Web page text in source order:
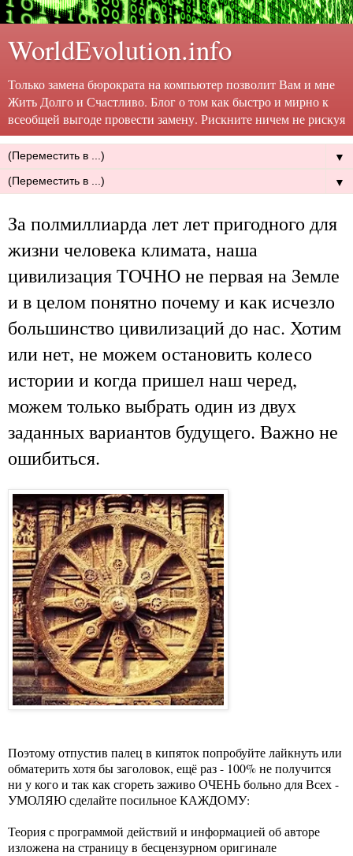
WorldEvolution.info
Только замена бюрократа на компьютер позволит Вам и мне
Жить Долго и Счастливо. Блог о том как быстро и мирно к
всеобщей выгоде провести замену. Рискните ничем не рискуя
▼
▼
За полмиллиарда лет лет пригодного для
жизни человека климата, наша
цивилизация ТОЧНО не первая на Земле
и в целом понятно почему и как исчезло
большинство цивилизаций до нас. Хотим
или нет, не можем остановить колесо
истории и когда пришел наш черед,
можем только выбрать один из двух
заданных вариантов будущего. Важно не
ошибиться.
Поэтому отпустив палец в кипяток попробуйте лайкнуть или
обматерить хотя бы заголовок, ещё раз - 100% не получится
ни у кого и так как сгореть заживо ОЧЕНЬ больно для Всех -
УМОЛЯЮ сделайте посильное КАЖДОМУ:
Теория с программой действий и информацией об авторе
изложена на страницу в бесцензурном оригинале